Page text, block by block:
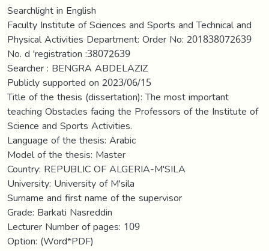
Searchlight in English
Faculty Institute of Sciences and Sports and Technical and
Physical Activities Department: Order No: 201838072639
No. d 'registration :38072639
Searcher : BENGRA ABDELAZIZ
Publicly supported on 2023/06/15
Title of the thesis (dissertation): The most important
teaching Obstacles facing the Professors of the Institute of
Science and Sports Activities.
Language of the thesis: Arabic
Model of the thesis: Master
Country: REPUBLIC OF ALGERIA-M'SILA
University: University of M'sila
Surname and first name of the supervisor
Grade: Barkati Nasreddin
Lecturer Number of pages: 109
Option: (Word*PDF)